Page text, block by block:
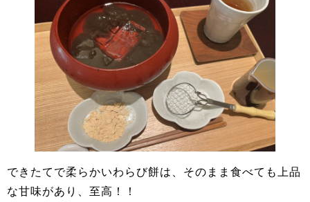
できたてで柔らかいわらび餅は、そのまま食べても上品
な甘味があり、至高！！